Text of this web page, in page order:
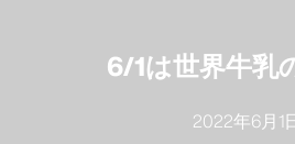
6/1は世界牛乳
2022年6月1